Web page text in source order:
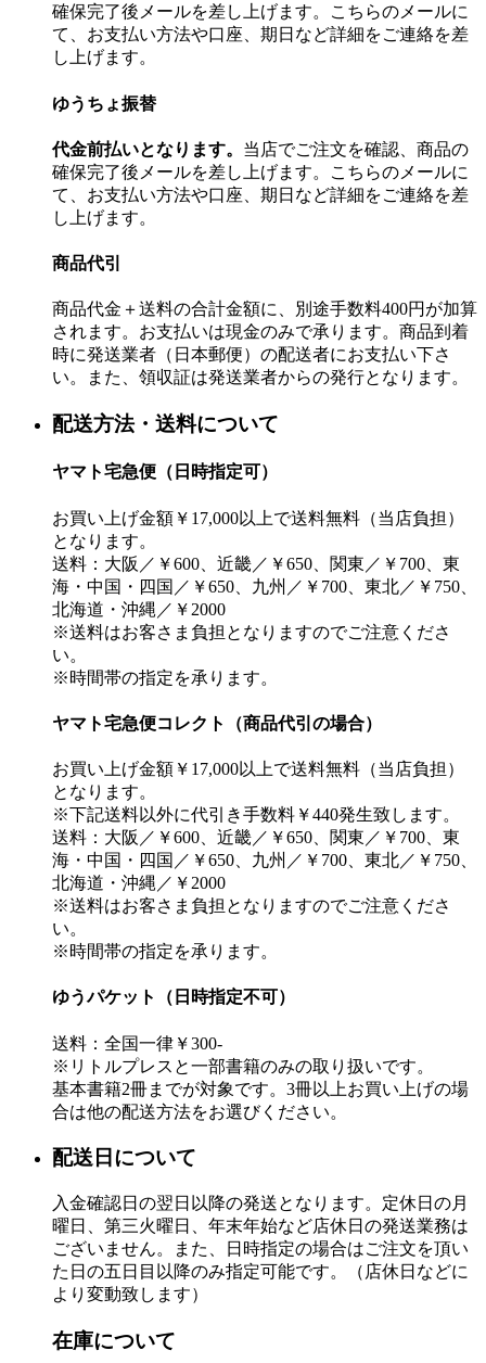
確保完了後メールを差し上げます。こちらのメールに
て、お支払い方法や口座、期日など詳細をご連絡を差
し上げます。
ゆうちょ振替
代金前払いとなります。 当店でご注文を確認、商品の
確保完了後メールを差し上げます。こちらのメールに
て、お支払い方法や口座、期日など詳細をご連絡を差
し上げます。
商品代引
商品代金＋送料の合計金額に、別途手数料400円が加算
されます。お支払いは現金のみで承ります。商品到着
時に発送業者（日本郵便）の配送者にお支払い下さ
い。また、領収証は発送業者からの発行となります。
配送方法・送料について
ヤマト宅急便（日時指定可）
お買い上げ金額￥17,000以上で送料無料（当店負担）
となります。
送料：大阪／￥600、近畿／￥650、関東／￥700、東
海・中国・四国／￥650、九州／￥700、東北／￥750、
北海道・沖縄／￥2000
※送料はお客さま負担となりますのでご注意くださ
い。
※時間帯の指定を承ります。
ヤマト宅急便コレクト（商品代引の場合）
お買い上げ金額￥17,000以上で送料無料（当店負担）
となります。
※下記送料以外に代引き手数料￥440発生致します。
送料：大阪／￥600、近畿／￥650、関東／￥700、東
海・中国・四国／￥650、九州／￥700、東北／￥750、
北海道・沖縄／￥2000
※送料はお客さま負担となりますのでご注意くださ
い。
※時間帯の指定を承ります。
ゆうパケット（日時指定不可）
送料：全国一律￥300-
※リトルプレスと一部書籍のみの取り扱いです。
基本書籍2冊までが対象です。3冊以上お買い上げの場
合は他の配送方法をお選びください。
配送日について
入金確認日の翌日以降の発送となります。定休日の月
曜日、第三火曜日、年末年始など店休日の発送業務は
ございません。また、日時指定の場合はご注文を頂い
た日の五日目以降のみ指定可能です。（店休日などに
より変動致します）
在庫について